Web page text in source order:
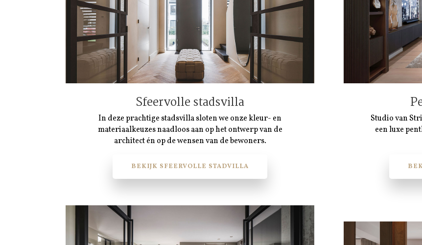
Sfeervolle stadsvilla
In deze prachtige stadsvilla sloten we onze kleur- en
materiaalkeuzes naadloos aan op het ontwerp van de
architect én op de wensen van de bewoners.
BEKIJK SFEERVOLLE STADVILLA
Studio van
een luxe